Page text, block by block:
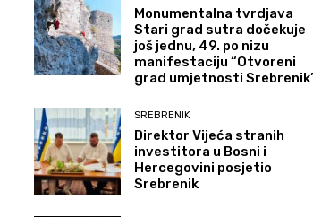
Monumentalna tvrdjava
Stari grad sutra dočekuje
još jednu, 49. po nizu
manifestaciju “Otvoreni
grad umjetnosti
SREBRENIK
Direktor Vijeća stranih
investitora u Bosni i
Hercegovini posjetio
Srebrenik